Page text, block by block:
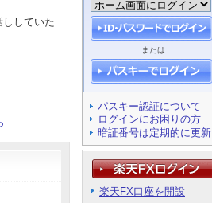
ししていた
または
パスキー認証について
ログインにお困りの方
暗証番号は定期的に更新
楽天FX口座を開設